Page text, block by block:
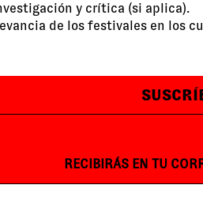
y crítica (si aplica).
de los festivales en los
RECIBIRÁS EN TU